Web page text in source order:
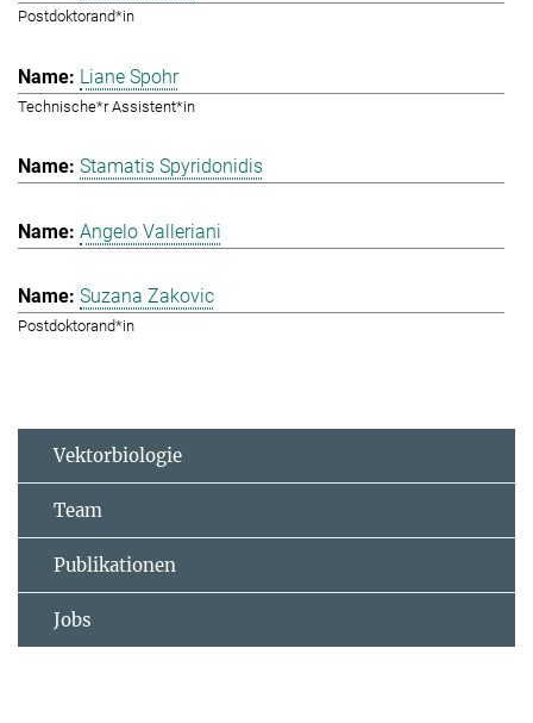
Postdoktorand*in
Liane Spohr
Technische*r Assistent*in
Stamatis Spyridonidis
Angelo Valleriani
Suzana Zakovic
Postdoktorand*in
Vektorbiologie
Team
Publikationen
Jobs